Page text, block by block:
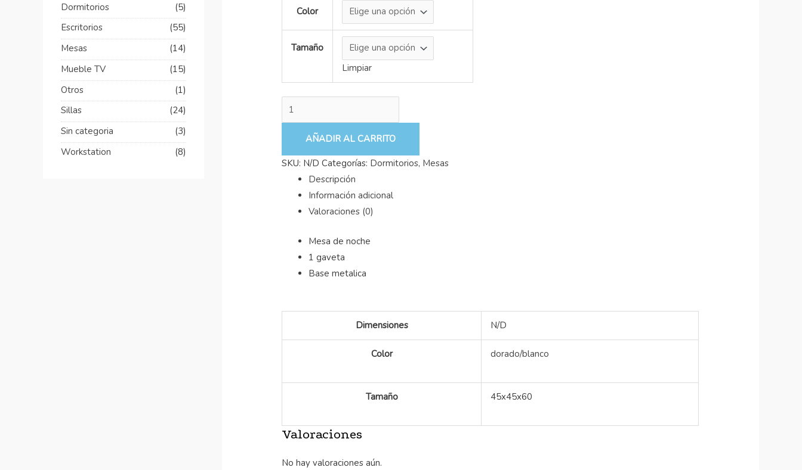
Dormitorios
(5)
Escritorios
(55)
Mesas
(14)
Mueble TV
(15)
Otros
(1)
Sillas
(24)
Sin categoria
(3)
Workstation
(8)
Color
Tamaño
Limpiar
AÑADIR AL CARRITO
SKU: N/D Categorías: Dormitorios, Mesas
Descripción
Información adicional
Valoraciones (0)
Mesa de noche
1 gaveta
Base metalica
Dimensiones N/D
Color dorado/blanco
Tamaño 45x45x60
Valoraciones
No hay valoraciones aún.